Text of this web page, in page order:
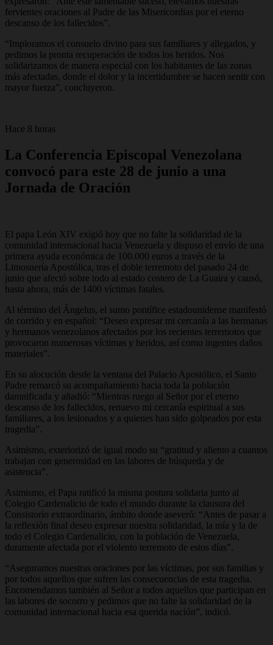
fervientes oraciones al Padre de las Misericordias por el eterno
descanso de los fallecidos”.
“Imploramos el consuelo divino para sus familiares y allegados, y
pedimos la pronta recuperación de todos los heridos. Nos
solidarizamos de manera especial con los habitantes de las zonas
más afectadas, donde el dolor y la incertidumbre se hacen sentir con
mayor fuerza”, concluyeron.
Hace 8 horas
La Conferencia Episcopal Venezolana
convocó para este 28 de junio a una
Jornada de Oración
El papa León XIV exigió hoy que no falte la solidaridad de la
comunidad internacional hacia Venezuela y dispuso el envío de una
primera ayuda económica de 100.000 euros a través de la
Limosnería Apostólica, tras el doble terremoto del pasado 24 de
junio que afectó sobre todo al estado costero de La Guaira y causó,
hasta ahora, más de 1400 víctimas fatales.
Al término del Ángelus, el sumo pontífice estadounidense manifestó
de corrido y en español: “Deseo expresar mi cercanía a las hermanas
y hermanos venezolanos afectados por los recientes terremotos que
provocaron numerosas víctimas y heridos, así como ingentes daños
materiales”.
En su alocución desde la ventana del Palacio Apostólico, el Santo
Padre remarcó su acompañamiento hacia toda la población
damnificada y añadió: “Mientras ruego al Señor por el eterno
descanso de los fallecidos, renuevo mi cercanía espiritual a sus
familiares, a los lesionados y a quienes han sido golpeados por esta
tragedia”.
Asimismo, exteriorizó de igual modo su “gratitud y aliento a cuantos
trabajan con generosidad en las labores de búsqueda y de
asistencia”.
Asimismo, el Papa ratificó la misma postura solidaria junto al
Colegio Cardenalicio de todo el mundo durante la clausura del
Consistorio extraordinario, ámbito donde aseveró: “Antes de pasar a
la reflexión final deseo expresar nuestra solidaridad, la mía y la de
todo el Colegio Cardenalicio, con la población de Venezuela,
duramente afectada por el violento terremoto de estos días”.
“Aseguramos nuestras oraciones por las víctimas, por sus familias y
por todos aquellos que sufren las consecuencias de esta tragedia.
Encomendamos también al Señor a todos aquellos que participan en
las labores de socorro y pedimos que no falte la solidaridad de la
comunidad internacional hacia esa querida nación”, indicó.